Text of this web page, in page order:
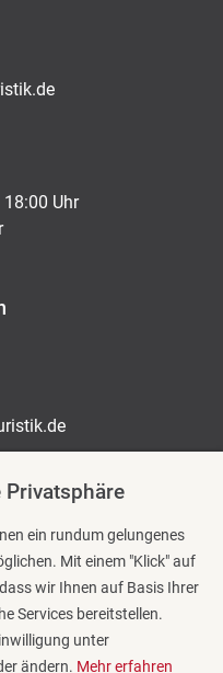
Uhr
Uhr
ein rundum gelungenes
Mit einem "Klick" auf
wir Ihnen auf Basis Ihrer
Services bereitstellen.
unter
ändern. Mehr erfahren